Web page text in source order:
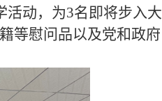
活动，为3名即将步入大
等慰问品以及党和政府